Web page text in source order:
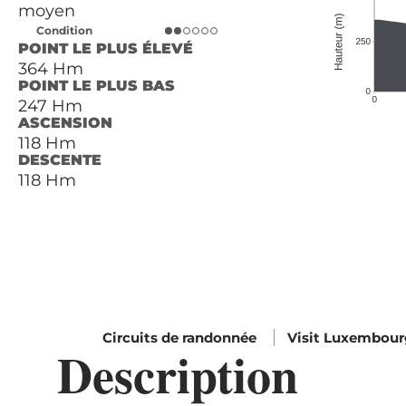
moyen
Condition
POINT LE PLUS ÉLEVÉ
364 Hm
POINT LE PLUS BAS
247 Hm
ASCENSION
118 Hm
DESCENTE
118 Hm
Circuits de randonnée Visit
Description